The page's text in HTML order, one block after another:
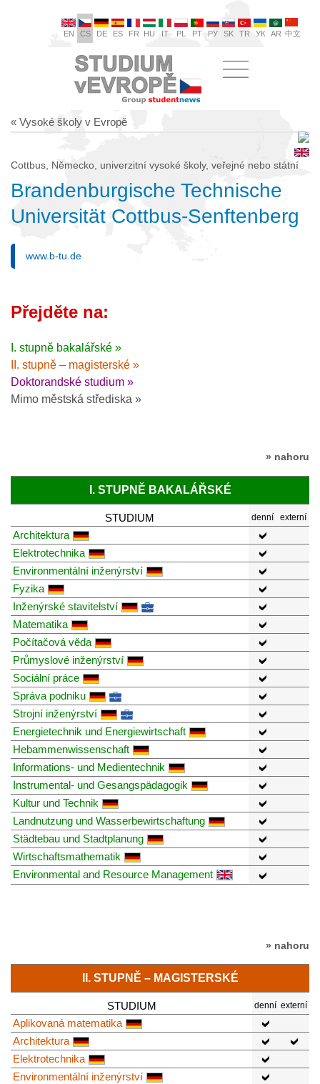
EN CS DE ES FR HU IT PL PT РУ SK TR УК AR 中文
« Vysoké školy v Evropě
Cottbus, Německo, univerzitní vysoké školy, veřejné nebo státní
Brandenburgische Technische
Universität Cottbus-Senftenberg
www.b-tu.de
Přejděte na:
I. stupně bakalářské »
II. stupně – magisterské »
Doktorandské studium »
Mimo městská střediska »
» nahoru
I. STUPNĚ BAKALÁŘSKÉ
STUDIUM denní externí
Architektura
Elektrotechnika
Environmentální inženýrství
Fyzika
Inženýrské stavitelství
Matematika
Počítačová věda
Průmyslové inženýrství
Sociální práce
Správa podniku
Strojní inženýrství
Energietechnik und Energiewirtschaft
Hebammenwissenschaft
Informations- und Medientechnik
Instrumental- und Gesangspädagogik
Kultur und Technik
Landnutzung und Wasserbewirtschaftung
Städtebau und Stadtplanung
Wirtschaftsmathematik
Environmental and Resource Management
» nahoru
II. STUPNĚ – MAGISTERSKÉ
STUDIUM denní externí
Aplikovaná matematika
Architektura
Elektrotechnika
Environmentální inženýrství